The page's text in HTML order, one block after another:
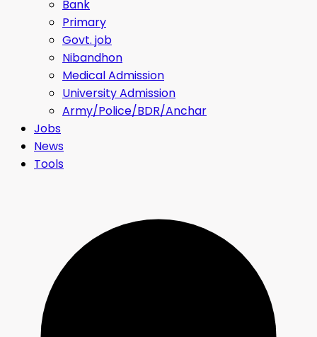
Bank
Primary
Govt. job
Nibandhon
Medical Admission
University Admission
Army/Police/BDR/Anchar
Jobs
News
Tools